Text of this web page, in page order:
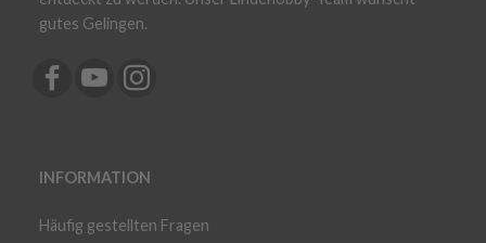
gutes Gelingen.
INFORMATION
Häufig gestellten Fragen